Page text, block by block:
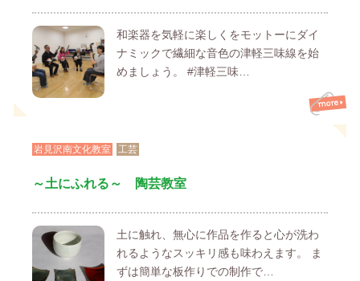
和楽器を気軽に楽しくをモットーにダイ
ナミックで繊細な音色の津軽三味線を始
めましょう。 #津軽三味…
岩見沢南文化教室 工芸
～土にふれる～ 陶芸教室
土に触れ、無心に作品を作ると心が洗わ
れるようなスッキリ感も味わえます。 ま
ずは簡単な板作りでの制作で…